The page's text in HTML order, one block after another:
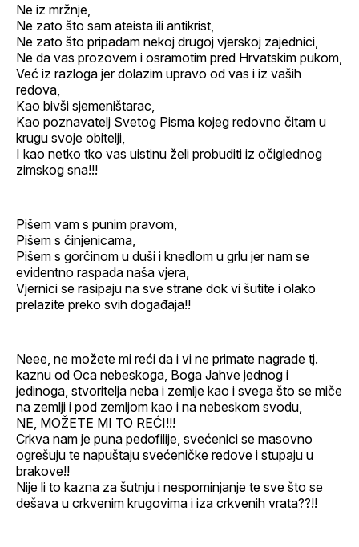
Ne iz mržnje,
Ne zato što sam ateista ili antikrist,
Ne zato što pripadam nekoj drugoj vjerskoj zajednici,
Ne da vas prozovem i osramotim pred Hrvatskim pukom,
Već iz razloga jer dolazim upravo od vas i iz vaših
redova,
Kao bivši sjemeništarac,
Kao poznavatelj Svetog Pisma kojeg redovno čitam u
krugu svoje obitelji,
I kao netko tko vas uistinu želi probuditi iz očiglednog
zimskog sna!!!
Pišem vam s punim pravom,
Pišem s činjenicama,
Pišem s gorčinom u duši i knedlom u grlu jer nam se
evidentno raspada naša vjera,
Vjernici se rasipaju na sve strane dok vi šutite i olako
prelazite preko svih događaja!!
Neee, ne možete mi reći da i vi ne primate nagrade tj.
kaznu od Oca nebeskoga, Boga Jahve jednog i
jedinoga, stvoritelja neba i zemlje kao i svega što se miče
na zemlji i pod zemljom kao i na nebeskom svodu,
NE, MOŽETE MI TO REĆI!!!
Crkva nam je puna pedofilije, svećenici se masovno
ogrešuju te napuštaju svećeničke redove i stupaju u
brakove!!
Nije li to kazna za šutnju i nespominjanje te sve što se
dešava u crkvenim krugovima i iza crkvenih vrata??!!